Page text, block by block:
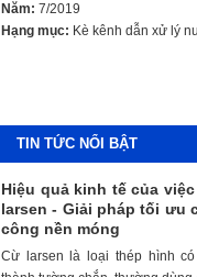
Năm: 7/2019
Hạng mục: Kè kênh dẫn xử lý
TIN TỨC NỔI BẬT
Hiệu quả kinh tế của
larsen - Giải pháp tối ưu
công nền móng
Cừ larsen là loại thép hình